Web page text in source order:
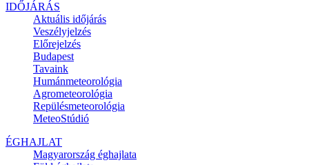
IDŐJÁRÁS
Aktuális időjárás
Veszélyjelzés
Előrejelzés
Budapest
Tavaink
Humánmeteorológia
Agrometeorológia
Repülésmeteorológia
MeteoStúdió
ÉGHAJLAT
Magyarország éghajlata